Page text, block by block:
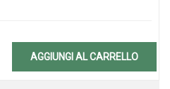
AGGIUNGI AL CARRELLO